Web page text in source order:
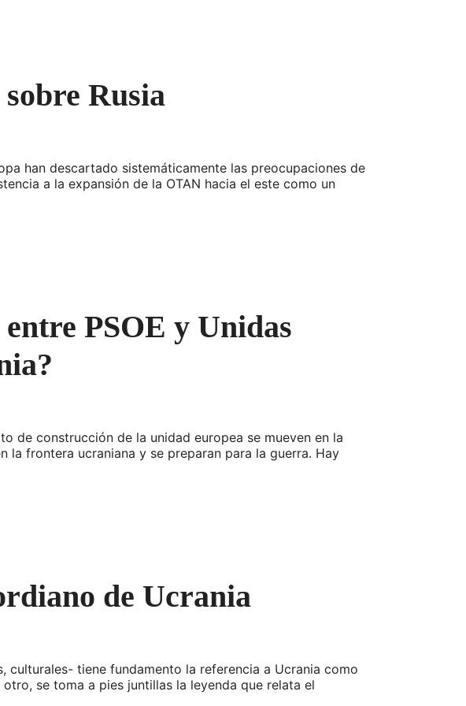
Rusia
han descartado sistemáticamente las preocupaciones de
a la expansión de la OTAN hacia el este como un
PSOE y Unidas
de construcción de la unidad europea se mueven en la
la frontera ucraniana y se preparan para la guerra. Hay
de Ucrania
tiene fundamento la referencia a Ucrania como
se toma a pies juntillas la leyenda que relata el